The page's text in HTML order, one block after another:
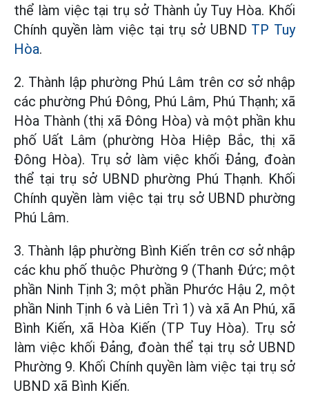
thể làm việc tại trụ sở Thành ủy Tuy Hòa. Khối
Chính quyền làm việc tại trụ sở UBND TP Tuy
Hòa.
2. Thành lập phường Phú Lâm trên cơ sở nhập
các phường Phú Đông, Phú Lâm, Phú Thạnh; xã
Hòa Thành (thị xã Đông Hòa) và một phần khu
phố Uất Lâm (phường Hòa Hiệp Bắc, thị xã
Đông Hòa). Trụ sở làm việc khối Đảng, đoàn
thể tại trụ sở UBND phường Phú Thạnh. Khối
Chính quyền làm việc tại trụ sở UBND phường
Phú Lâm.
3. Thành lập phường Bình Kiến trên cơ sở nhập
các khu phố thuộc Phường 9 (Thanh Đức; một
phần Ninh Tịnh 3; một phần Phước Hậu 2, một
phần Ninh Tịnh 6 và Liên Trì 1) và xã An Phú, xã
Bình Kiến, xã Hòa Kiến (TP Tuy Hòa). Trụ sở
làm việc khối Đảng, đoàn thể tại trụ sở UBND
Phường 9. Khối Chính quyền làm việc tại trụ sở
UBND xã Bình Kiến.